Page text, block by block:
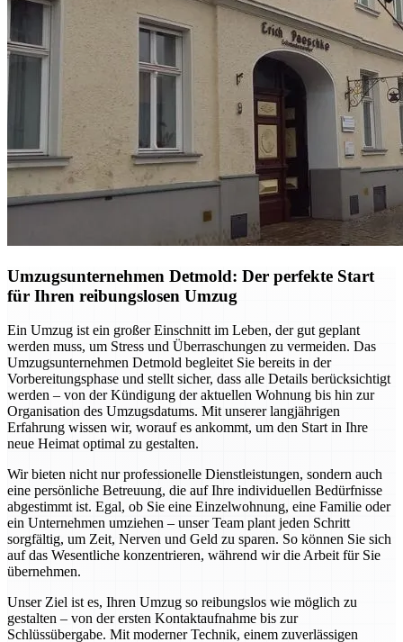
Umzugsunternehmen Detmold: Der perfekte Start
für Ihren reibungslosen Umzug
Ein Umzug ist ein großer Einschnitt im Leben, der gut geplant
werden muss, um Stress und Überraschungen zu vermeiden. Das
Umzugsunternehmen Detmold begleitet Sie bereits in der
Vorbereitungsphase und stellt sicher, dass alle Details berücksichtigt
werden – von der Kündigung der aktuellen Wohnung bis hin zur
Organisation des Umzugsdatums. Mit unserer langjährigen
Erfahrung wissen wir, worauf es ankommt, um den Start in Ihre
neue Heimat optimal zu gestalten.
Wir bieten nicht nur professionelle Dienstleistungen, sondern auch
eine persönliche Betreuung, die auf Ihre individuellen Bedürfnisse
abgestimmt ist. Egal, ob Sie eine Einzelwohnung, eine Familie oder
ein Unternehmen umziehen – unser Team plant jeden Schritt
sorgfältig, um Zeit, Nerven und Geld zu sparen. So können Sie sich
auf das Wesentliche konzentrieren, während wir die Arbeit für Sie
übernehmen.
Unser Ziel ist es, Ihren Umzug so reibungslos wie möglich zu
gestalten – von der ersten Kontaktaufnahme bis zur
Schlüssübergabe. Mit moderner Technik, einem zuverlässigen